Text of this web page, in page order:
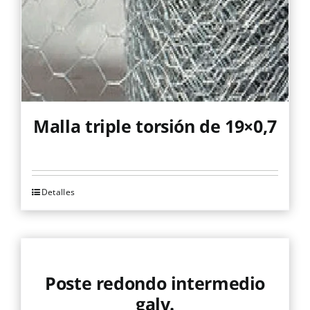
página
de
producto
Malla triple torsión de 19×0,7
Este
producto
tiene
variantes.
Detalles
Poste redondo intermedio
galv.